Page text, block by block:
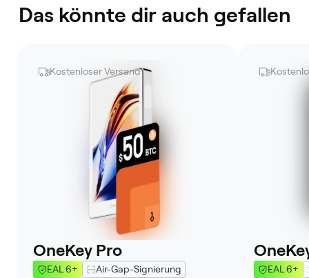
Das könnte dir auch gefallen
Kostenloser Versand
OneKey Pro
EAL 6+
Air-Gap-Signierung
EAL 6+